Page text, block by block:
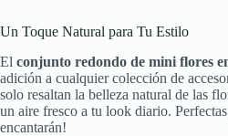
Un Toque Natural para Tu Estilo
El conjunto redondo de mini flores
adición a cualquier colección de
solo resaltan la belleza natural de las
un aire fresco a tu look diario.
encantarán!